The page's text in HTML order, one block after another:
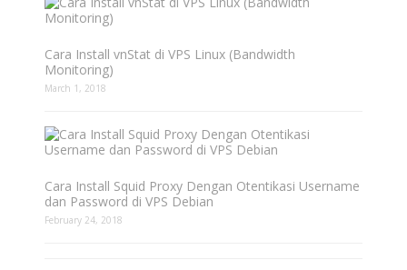
Cara Install vnStat di VPS Linux (Bandwidth
Monitoring)
March 1, 2018
Cara Install Squid Proxy Dengan Otentikasi Username
dan Password di VPS Debian
February 24, 2018